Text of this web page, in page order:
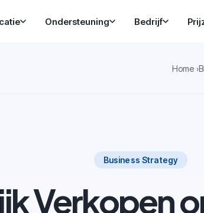
Ondersteuning Bedrijf
Home
Business Strategy
Verkopen